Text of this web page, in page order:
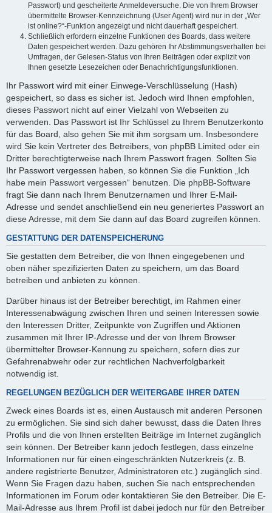
Passwort) und gescheiterte Anmeldeversuche. Die von Ihrem Browser
übermittelte Browser-Kennzeichnung (User Agent) wird nur in der „Wer
ist online?“-Funktion angezeigt und nicht dauerhaft gespeichert.
Schließlich erfordern einzelne Funktionen des Boards, dass weitere
Daten gespeichert werden. Dazu gehören Ihr Abstimmungsverhalten bei
Umfragen, der Gelesen-Status von Ihren Beiträgen oder explizit von
Ihnen gesetzte Lesezeichen oder Benachrichtigungsfunktionen.
Ihr Passwort wird mit einer Einwege-Verschlüsselung (Hash)
gespeichert, so dass es sicher ist. Jedoch wird Ihnen empfohlen,
dieses Passwort nicht auf einer Vielzahl von Webseiten zu
verwenden. Das Passwort ist Ihr Schlüssel zu Ihrem Benutzerkonto
für das Board, also gehen Sie mit ihm sorgsam um. Insbesondere
wird Sie kein Vertreter des Betreibers, von phpBB Limited oder ein
Dritter berechtigterweise nach Ihrem Passwort fragen. Sollten Sie
Ihr Passwort vergessen haben, so können Sie die Funktion „Ich
habe mein Passwort vergessen“ benutzen. Die phpBB-Software
fragt Sie dann nach Ihrem Benutzernamen und Ihrer E-Mail-
Adresse und sendet anschließend ein neu generiertes Passwort an
diese Adresse, mit dem Sie dann auf das Board zugreifen können.
GESTATTUNG DER DATENSPEICHERUNG
Sie gestatten dem Betreiber, die von Ihnen eingegebenen und
oben näher spezifizierten Daten zu speichern, um das Board
betreiben und anbieten zu können.
Darüber hinaus ist der Betreiber berechtigt, im Rahmen einer
Interessenabwägung zwischen Ihren und seinen Interessen sowie
den Interessen Dritter, Zeitpunkte von Zugriffen und Aktionen
zusammen mit Ihrer IP-Adresse und der von Ihrem Browser
übermittelter Browser-Kennung zu speichern, sofern dies zur
Gefahrenabwehr oder zur rechtlichen Nachverfolgbarkeit
notwendig ist.
REGELUNGEN BEZÜGLICH DER WEITERGABE IHRER DATEN
Zweck eines Boards ist es, einen Austausch mit anderen Personen
zu ermöglichen. Sie sind sich daher bewusst, dass die Daten Ihres
Profils und die von Ihnen erstellten Beiträge im Internet zugänglich
sein können. Der Betreiber kann jedoch festlegen, dass einzelne
Informationen nur für einen eingeschränkten Nutzerkreis (z. B.
andere registrierte Benutzer, Administratoren etc.) zugänglich sind.
Wenn Sie Fragen dazu haben, suchen Sie nach entsprechenden
Informationen im Forum oder kontaktieren Sie den Betreiber. Die E-
Mail-Adresse aus Ihrem Profil ist dabei jedoch nur für den Betreiber